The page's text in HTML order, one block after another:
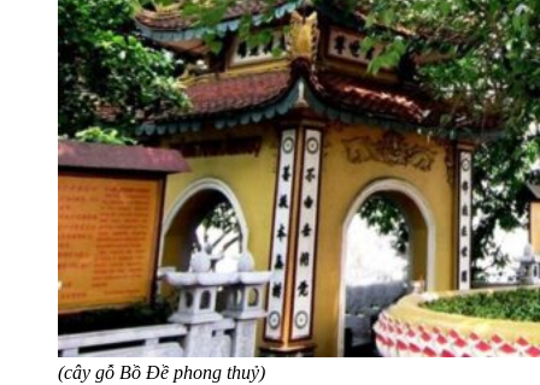
(cây gỗ Bồ Đề phong thuỷ)